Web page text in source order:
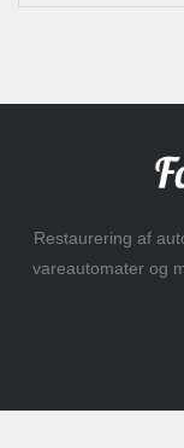
Restaurering af
vareautomater og